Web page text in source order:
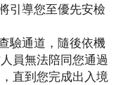
引導您至優先安檢
驗通道，隨後依機
員無法陪同您通過
直到您完成出入境